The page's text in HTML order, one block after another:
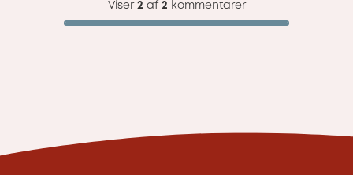
Viser 2 af 2 kommentarer